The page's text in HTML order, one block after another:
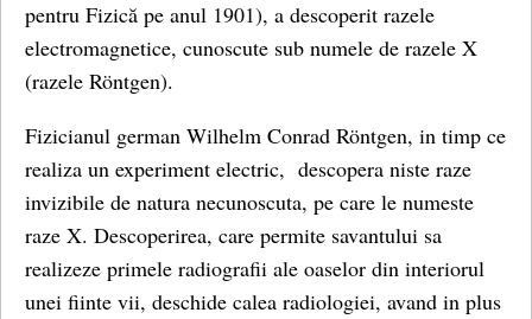
pentru Fizică pe anul 1901), a descoperit razele
electromagnetice, cunoscute sub numele de razele X
(razele Röntgen).
Fizicianul german Wilhelm Conrad Röntgen, in timp ce
realiza un experiment electric, descopera niste raze
invizibile de natura necunoscuta, pe care le numeste
raze X. Descoperirea, care permite savantului sa
realizeze primele radiografii ale oaselor din interiorul
unei fiinte vii, deschide calea radiologiei, avand in plus